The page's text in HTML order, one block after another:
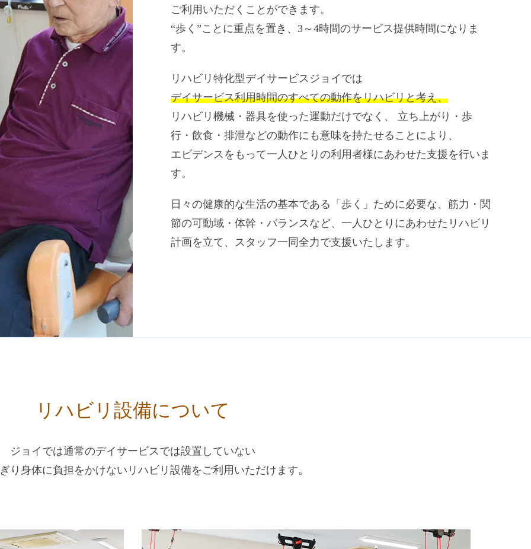
ご利用いただくことができます。
“歩く”ことに重点を置き、3～4時間のサービス提供時間になりま
す。
リハビリ特化型デイサービスジョイでは
デイサービス利用時間のすべての動作をリハビリと考え、
リハビリ機械・器具を使った運動だけでなく、 立ち上がり・歩
行・飲食・排泄などの動作にも意味を持たせることにより、
エビデンスをもって一人ひとりの利用者様にあわせた支援を行いま
す。
日々の健康的な生活の基本である「歩く」ために必要な、筋力・関
節の可動域・体幹・バランスなど、一人ひとりにあわせたリハビリ
計画を立て、スタッフ一同全力で支援いたします。
リハビリ設備について
ジョイでは通常のデイサービスでは設置していない
り身体に負担をかけないリハビリ設備をご利用いただけます。